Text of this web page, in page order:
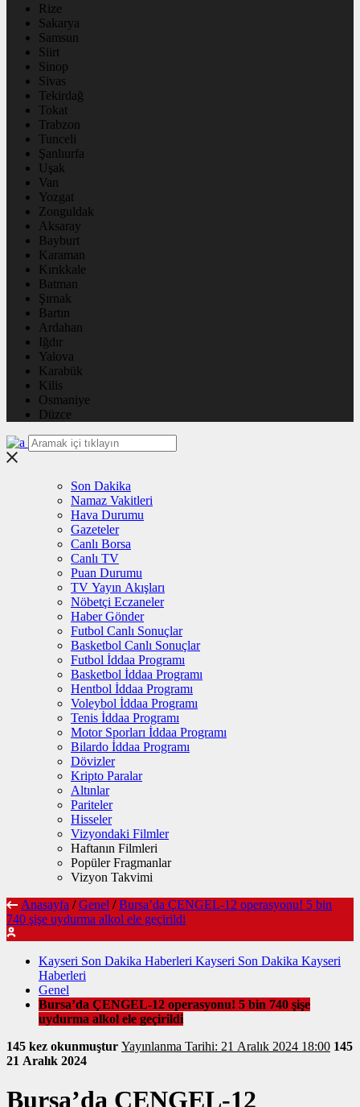
Rize
Sakarya
Samsun
Siirt
Sinop
Sivas
Tekirdağ
Tokat
Trabzon
Tunceli
Şanlıurfa
Uşak
Van
Yozgat
Zonguldak
Aksaray
Bayburt
Karaman
Kırıkkale
Batman
Şırnak
Bartın
Ardahan
Iğdır
Yalova
Karabük
Kilis
Osmaniye
Düzce
Son Dakika
Namaz Vakitleri
Hava Durumu
Gazeteler
Canlı Borsa
Canlı TV
Puan Durumu
TV Yayın Akışları
Nöbetçi Eczaneler
Haber Gönder
Futbol Canlı Sonuçlar
Basketbol Canlı Sonuçlar
Futbol İddaa Programı
Basketbol İddaa Programı
Hentbol İddaa Programı
Voleybol İddaa Programı
Tenis İddaa Programı
Motor Sporları İddaa Programı
Bilardo İddaa Programı
Dövizler
Kripto Paralar
Altınlar
Pariteler
Hisseler
Vizyondaki Filmler
Haftanın Filmleri
Popüler Fragmanlar
Vizyon Takvimi
Anasayfa / Genel / Bursa’da ÇENGEL-12 operasyonu! 5 bin
740 şişe uydurma alkol ele geçirildi
Kayseri Son Dakika Haberleri Kayseri Son Dakika Kayseri
Haberleri
Genel
Bursa’da ÇENGEL-12 operasyonu! 5 bin 740 şişe
uydurma alkol ele geçirildi
145 kez okunmuştur
Yayınlanma Tarihi: 21 Aralık 2024 18:00 145
21 Aralık 2024
Bursa’da ÇENGEL-12